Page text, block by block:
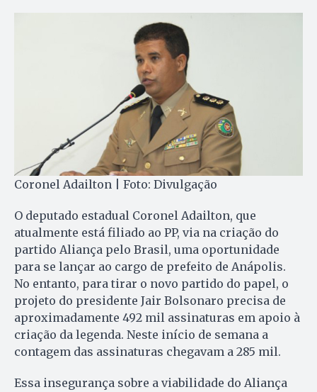
Coronel Adailton | Foto: Divulgação
O deputado estadual Coronel Adailton, que
atualmente está filiado ao PP, via na criação do
partido Aliança pelo Brasil, uma oportunidade
para se lançar ao cargo de prefeito de Anápolis.
No entanto, para tirar o novo partido do papel, o
projeto do presidente Jair Bolsonaro precisa de
aproximadamente 492 mil assinaturas em apoio à
criação da legenda. Neste início de semana a
contagem das assinaturas chegavam a 285 mil.
Essa insegurança sobre a viabilidade do Aliança